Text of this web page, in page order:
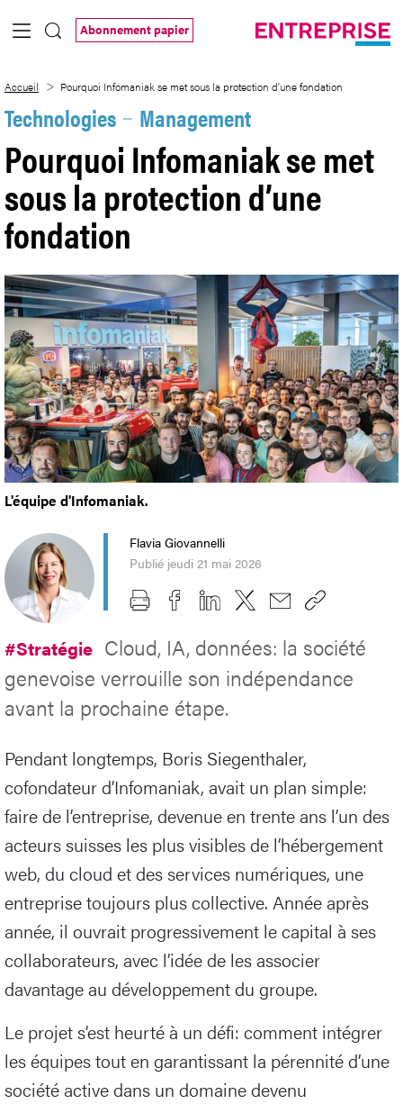
Saut au contenu principal
Abonnement papier
Accueil Pourquoi Infomaniak se met sous la protection d’une fondation
Technologies Management
Pourquoi Infomaniak se met
sous la protection d’une
fondation
L'équipe d'Infomaniak.
Flavia Giovannelli
Publié jeudi 21 mai 2026
#Stratégie Cloud, IA, données: la société
genevoise verrouille son indépendance
avant la prochaine étape.
Pendant longtemps, Boris Siegenthaler,
cofondateur d’Infomaniak, avait un plan simple:
faire de l’entreprise, devenue en trente ans l’un des
acteurs suisses les plus visibles de l’hébergement
web, du cloud et des services numériques, une
entreprise toujours plus collective. Année après
année, il ouvrait progressivement le capital à ses
collaborateurs, avec l’idée de les associer
davantage au développement du groupe.
Le projet s’est heurté à un défi: comment intégrer
les équipes tout en garantissant la pérennité d’une
société active dans un domaine devenu